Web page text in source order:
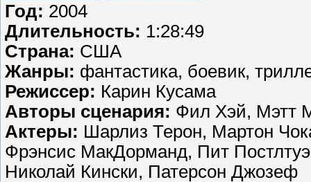
Год: 2004
Длительность: 1:28:49
Страна: США
Жанры: фантастика, боевик,
Режиссер: Карин Кусама
Авторы сценария: Фил Хэй, Мэтт
Актеры: Шарлиз Терон, Мартон
Фрэнсис МакДорманд, Пит
Николай Кински, Патерсон Джозеф